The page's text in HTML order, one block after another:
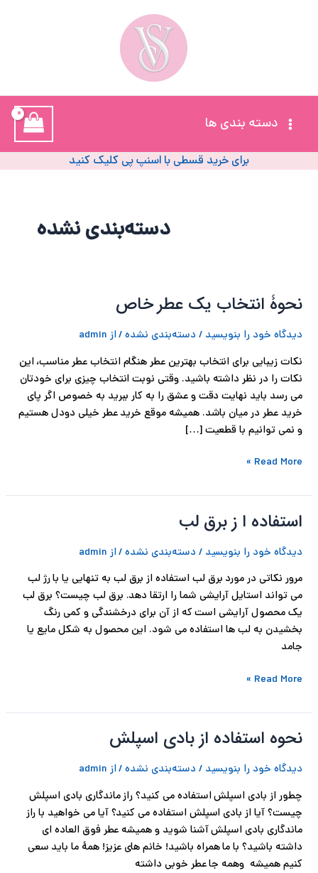
Menuدسته بندی ها
برای خرید قسطی با اسنپ پی کلیک کنید
دسته‌بندی نشده
نحوۀ انتخاب یک عطر خاص
دیدگاه‌ خود را بنویسید /دسته‌بندی نشده/ از admin
نکات زیبایی برای انتخاب بهترین عطر هنگام انتخاب عطر مناسب، این
نکات را در نظر داشته باشید. وقتی نوبت انتخاب چیزی برای خودتان
می رسد باید نهایت دقت و عشق را به کار ببرید به خصوص اگر پای
خرید عطر در میان باشد. همیشه موقع خرید عطر خیلی دودل هستیم
و نمی توانیم با قطعیت […]
نحوۀ
انتخاب
یک
عطر
خاص
Read More »
استفاده ا ز برق لب
دیدگاه‌ خود را بنویسید /دسته‌بندی نشده/ از admin
مرور نکاتی در مورد برق لب استفاده از برق لب به تنهایی یا با رژ لب
می تواند استایل آرایشی شما را ارتقا دهد. برق لب چیست؟ برق لب
یک محصول آرایشی است که از آن برای درخشندگی و کمی رنگ
بخشیدن به لب ها استفاده می شود. این محصول به شکل مایع یا
جامد
استفاده
ز
لب
Read More »
نحوه استفاده از بادی اسپلش
دیدگاه‌ خود را بنویسید /دسته‌بندی نشده/ از admin
چطور از بادی اسپلش استفاده می کنید؟ راز ماندگاری بادی اسپلش
چیست؟ آیا از بادی اسپلش استفاده می کنید؟ آیا می خواهید با راز
ماندگاری بادی اسپلش آشنا شوید و همیشه عطر فوق العاده ای
داشته باشید؟ با ما همراه باشید! خانم های عزیز! همۀ ما باید سعی
کنیم همیشه وهمه جا عطر خوبی داشته
نحوه
استفاده
از
اسپلش